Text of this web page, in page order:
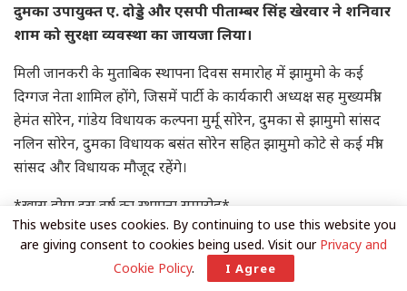
दुमका उपायुक्त ए. दोड्डे और एसपी पीताम्बर सिंह खेरवार ने शनिवार
शाम को सुरक्षा व्यवस्था का जायजा लिया।
मिली जानकरी के मुताबिक स्थापना दिवस समारोह में झामुमो के कई
दिग्गज नेता शामिल होंगे, जिसमें पार्टी के कार्यकारी अध्यक्ष सह मुख्यमंत्री
हेमंत सोरेन, गांडेय विधायक कल्पना मुर्मू सोरेन, दुमका से झामुमो सांसद
नलिन सोरेन, दुमका विधायक बसंत सोरेन सहित झामुमो कोटे से कई मंत्री
सांसद और विधायक मौजूद रहेंगे।
*खास होगा इस वर्ष का स्थापना समारोह*
ये भी पढ़िये
JPSC Resignation: JPSC के 3 सदस्यों का इस्तीफा राज्यपाल
This website uses cookies. By continuing to use this website you
are giving consent to cookies being used. Visit our Privacy and
Cookie Policy. I Agree